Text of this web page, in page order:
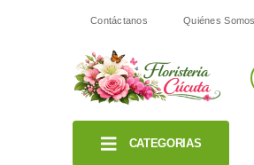
Contáctanos Quiénes
CATEGORIAS